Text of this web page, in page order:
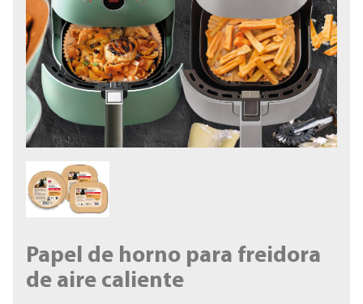
Papel de horno para freidora
de aire caliente